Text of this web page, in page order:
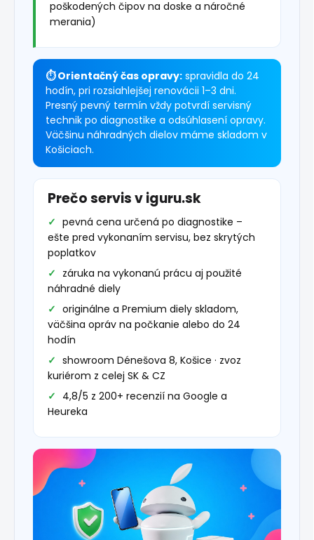
poškodených čipov na doske a náročné
merania)
⏱ Orientačný čas opravy: spravidla do 24
hodín, pri rozsiahlejšej renovácii 1–3 dni.
Presný pevný termín vždy potvrdí servisný
technik po diagnostike a odsúhlasení opravy.
Väčšinu náhradných dielov máme skladom v
Košiciach.
Prečo servis v iguru.sk
pevná cena určená po diagnostike –
ešte pred vykonaním servisu, bez skrytých
poplatkov
záruka na vykonanú prácu aj použité
náhradné diely
originálne a Premium diely skladom,
väčšina opráv na počkanie alebo do 24
hodín
showroom Dénešova 8, Košice · zvoz
kuriérom z celej SK & CZ
4,8/5 z 200+ recenzií na Google a
Heureka